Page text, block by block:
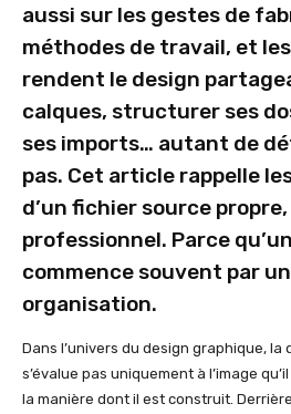
aussi sur les gestes de
méthodes de travail, et
rendent le design
calques, structurer ses
ses imports… autant de
pas. Cet article rappelle
d’un fichier source
professionnel. Parce
commence souvent par
organisation.
Dans l’univers du design graphique, la
s’évalue pas uniquement à l’image
la manière dont il est construit.